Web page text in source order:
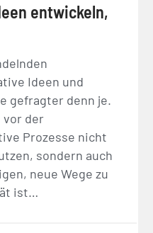
entwickeln,
Ideen und
gefragter denn je.
vor der
Prozesse nicht
sondern auch
neue Wege zu
ist…